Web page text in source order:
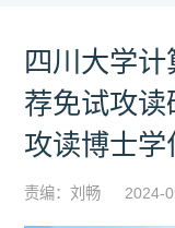
四川大学
荐免试攻
攻读博士学
责编：刘畅 2024-